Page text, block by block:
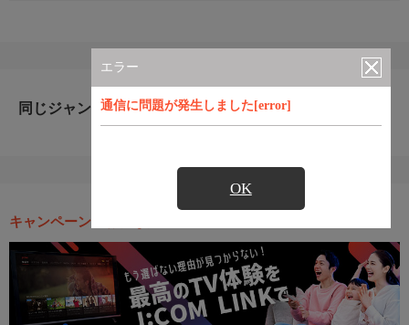
エラー
通信に問題が発生しました[error]
OK
同じジャンルのおすすめ番組
キャンペーン・お得な情報